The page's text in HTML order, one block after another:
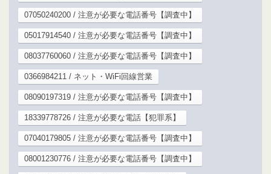
07050240200 / 注意が必要な電話番号【調査中】
05017914540 / 注意が必要な電話番号【調査中】
08037760060 / 注意が必要な電話番号【調査中】
0366984211 / ネット・WiFi回線営業
08090197319 / 注意が必要な電話番号【調査中】
18339778726 / 注意が必要な電話【犯罪系】
07040179805 / 注意が必要な電話番号【調査中】
08001230776 / 注意が必要な電話番号【調査中】